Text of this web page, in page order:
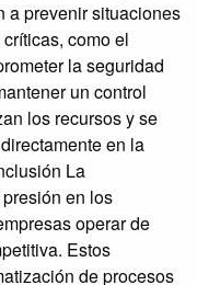
a prevenir situaciones
como el
la seguridad
un control
los recursos y se
en la
La
en los
operar de
Estos
de procesos